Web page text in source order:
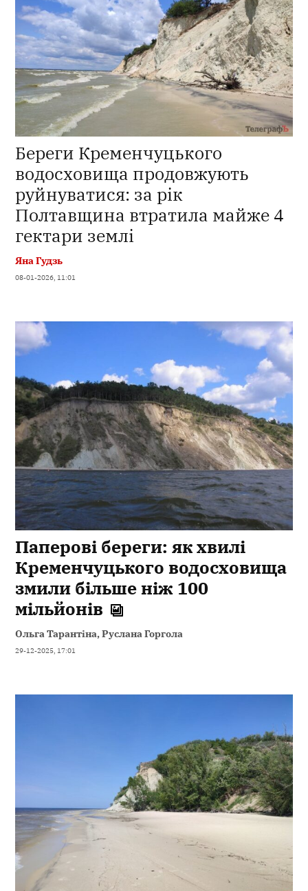
Береги Кременчуцького
водосховища продовжують
руйнуватися: за рік
Полтавщина втратила майже 4
гектари землі
Яна Гудзь
08-01-2026, 11:01
Паперові береги: як хвилі
Кременчуцького водосховища
змили більше ніж 100
мільйонів
Ольга Тарантіна, Руслана Горгола
29-12-2025, 17:01